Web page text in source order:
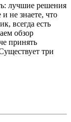
лучшие решения
не знаете, что
всегда есть
обзор
принять
три